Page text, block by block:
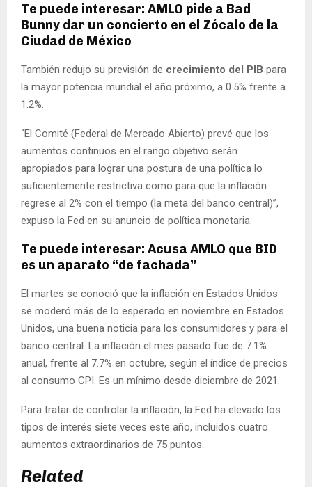
Te puede interesar: AMLO pide a Bad
Bunny dar un concierto en el Zócalo de la
Ciudad de México
También redujo su previsión de crecimiento del PIB para
la mayor potencia mundial el año próximo, a 0.5% frente a
1.2%.
“El Comité (Federal de Mercado Abierto) prevé que los
aumentos continuos en el rango objetivo serán
apropiados para lograr una postura de una política lo
suficientemente restrictiva como para que la inflación
regrese al 2% con el tiempo (la meta del banco central)”,
expuso la Fed en su anuncio de política monetaria.
Te puede interesar: Acusa AMLO que BID
es un aparato “de fachada”
El martes se conoció que la inflación en Estados Unidos
se moderó más de lo esperado en noviembre en Estados
Unidos, una buena noticia para los consumidores y para el
banco central. La inflación el mes pasado fue de 7.1%
anual, frente al 7.7% en octubre, según el índice de precios
al consumo CPI. Es un mínimo desde diciembre de 2021.
Para tratar de controlar la inflación, la Fed ha elevado los
tipos de interés siete veces este año, incluidos cuatro
aumentos extraordinarios de 75 puntos.
Related